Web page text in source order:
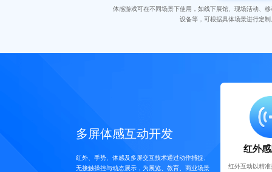
体感游戏可在不同场景下使用，如线下展馆、现场活动、移
设备等，可根据具体场景进行定制
多屏体感互动开发
红外、手势、体感及多屏交互技术通过动作捕捉、
无接触操控与动态展示，为展览、教育、商业场景
红外
红外互动以精